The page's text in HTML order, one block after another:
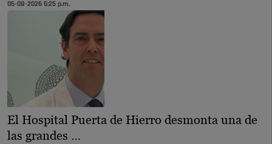
05-08-2026 5:25 p.m.
El Hospital Puerta de Hierro desmonta una de
las grandes …